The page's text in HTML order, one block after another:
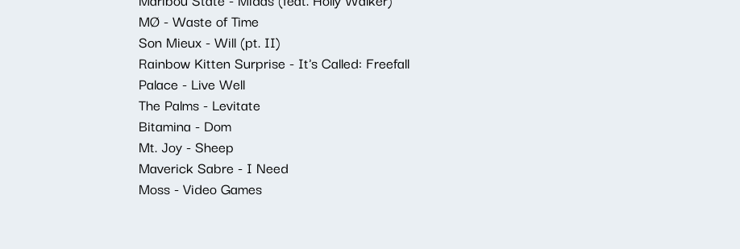
MØ - Waste of Time
Son Mieux - Will (pt. II)
Rainbow Kitten Surprise - It's Called: Freefall
Palace - Live Well
The Palms - Levitate
Bitamina - Dom
Mt. Joy - Sheep
Maverick Sabre - I Need
Moss - Video Games